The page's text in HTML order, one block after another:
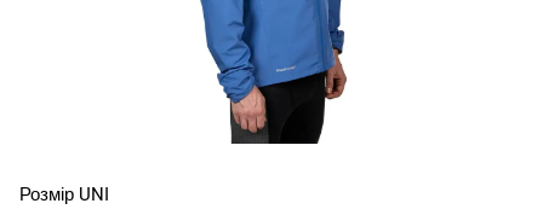
Розмір UNI